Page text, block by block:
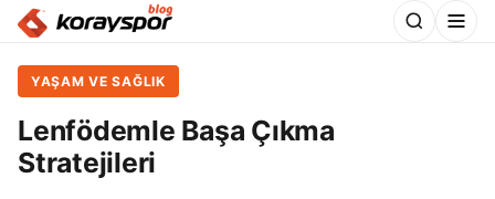
YAŞAM VE SAĞLIK
Lenfödemle Başa Çıkma
Stratejileri